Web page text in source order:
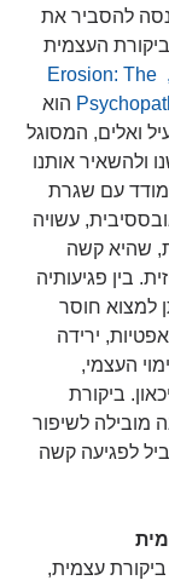
להסביר את
העצמית
בספר שלו, Erosion: The
הוא
ואלים, המסוגל
ולהשאיר אותנו
עם שגרת
עשויה
שהיא קשה
בין פגיעותיה
למצוא חוסר
ירידה
העצמי,
ביקורת
מובילה לשיפור
לפגיעה קשה
עצמית,